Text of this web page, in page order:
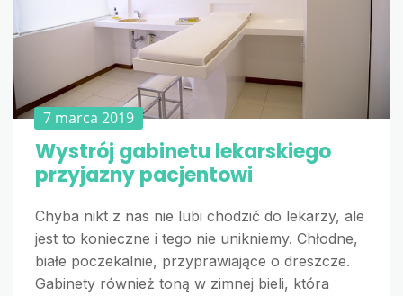
7 marca 2019
Wystrój gabinetu lekarskiego
przyjazny pacjentowi
Chyba nikt z nas nie lubi chodzić do lekarzy, ale
jest to konieczne i tego nie unikniemy. Chłodne,
białe poczekalnie, przyprawiające o dreszcze.
Gabinety również toną w zimnej bieli, która